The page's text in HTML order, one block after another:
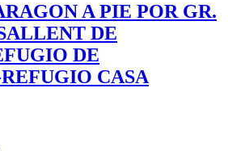
A PIE POR GR.
DE
DE
CASA